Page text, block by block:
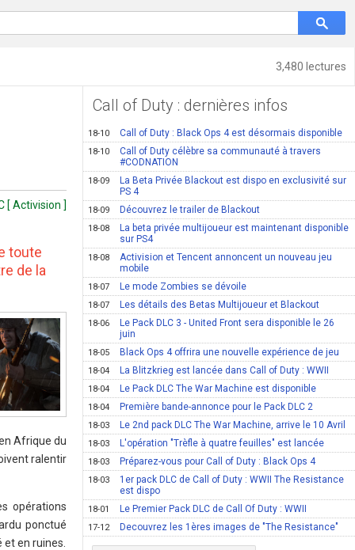
3,480 lectures
[ Activision ]
toute
de la
Afrique du
ralentir
opérations
ponctué
en ruines.
Call of Duty : dernières infos
18-10 Call of Duty : Black Ops 4 est désormais disponible
18-10
Call of Duty célèbre sa communauté à travers
#CODNATION
18-09
La Beta Privée Blackout est dispo en exclusivité sur
PS 4
18-09 Découvrez le trailer de Blackout
18-08
La beta privée multijoueur est maintenant disponible
sur PS4
18-08
Activision et Tencent annoncent un nouveau jeu
mobile
18-07 Le mode Zombies se dévoile
18-07 Les détails des Betas Multijoueur et Blackout
18-06
Le Pack DLC 3 - United Front sera disponible le 26
juin
18-05 Black Ops 4 offrira une nouvelle expérience de jeu
18-04 La Blitzkrieg est lancée dans Call of Duty : WWII
18-04 Le Pack DLC The War Machine est disponible
18-04 Première bande-annonce pour le Pack DLC 2
18-03 Le 2nd pack DLC The War Machine, arrive le 10 Avril
18-03 L'opération "Trèfle à quatre feuilles" est lancée
18-03 Préparez-vous pour Call of Duty : Black Ops 4
18-03
1er pack DLC de Call of Duty : WWII The Resistance
est dispo
18-01 Le Premier Pack DLC de Call Of Duty : WWII
17-12 Decouvrez les 1ères images de "The Resistance"